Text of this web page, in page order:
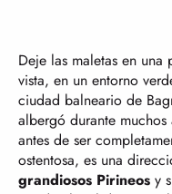
Deje las maletas en
vista, en un entorno
ciudad balneario de
albergó durante
antes de ser
ostentosa, es una
grandiosos Pirineos y